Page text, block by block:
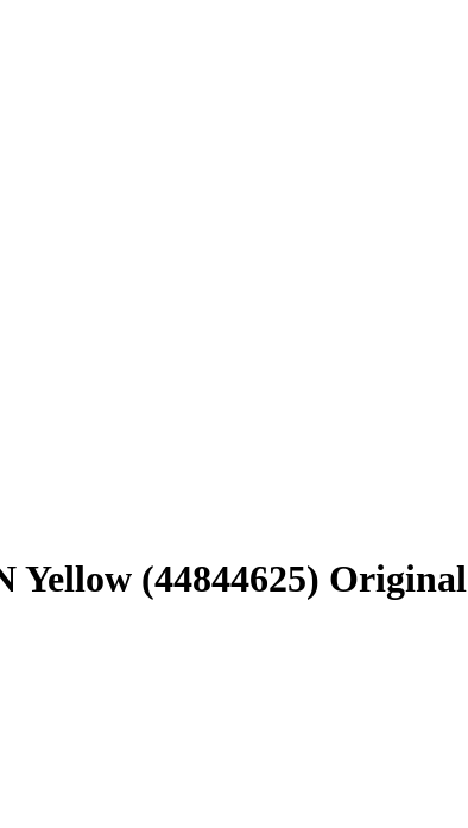
Yellow (44844625) Original